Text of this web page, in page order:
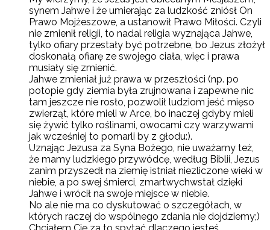
synem Jahwe i że umierając za ludzkość zniósł On
Prawo Mojżeszowe, a ustanowił Prawo Miłości. Czyli
nie zmienił religii, to nadal religia wyznająca Jahwe,
tylko ofiary przestały być potrzebne, bo Jezus złożył
doskonałą ofiarę ze swojego ciała, więc i prawa
musiały się zmienić.
Jahwe zmieniał już prawa w przeszłości (np. po
potopie gdy ziemia była zrujnowana i zapewne nic
tam jeszcze nie rosło, pozwolił ludziom jeść mięso
zwierząt, które mieli w Arce, bo inaczej gdyby mieli
się żywić tylko roślinami, owocami czy warzywami
jak wcześniej to pomarli by z głodu:).
Uznając Jezusa za Syna Bożego, nie uważamy też,
że mamy ludzkiego przywódcę, według Biblii, Jezus
zanim przyszedł na ziemię istniał niezliczone wieki w
niebie, a po swej śmierci, zmartwychwstał dzięki
Jahwe i wrócił na swoje miejsce w niebie.
No ale nie ma co dyskutować o szczegółach, w
których raczej do wspólnego zdania nie dojdziemy;)